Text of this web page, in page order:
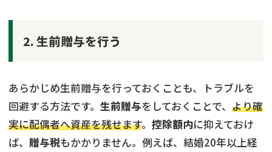
2. 生前贈与を行う
あらかじめ生前贈与を行っておくことも、トラブルを
回避する方法です。 生前贈与をしておくことで、 より確
実に配偶者へ資産を残せます。 控除額内に抑えておけ
ば、 贈与税もかかりません。例えば、結婚20年以上経